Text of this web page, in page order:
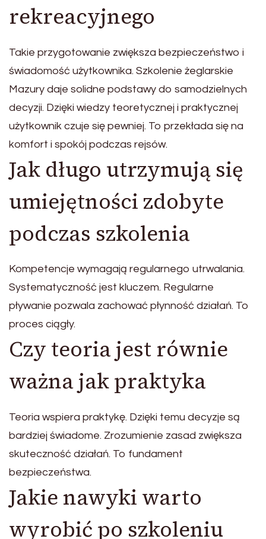
rekreacyjnego
Takie przygotowanie zwiększa bezpieczeństwo i
świadomość użytkownika. Szkolenie żeglarskie
Mazury daje solidne podstawy do samodzielnych
decyzji. Dzięki wiedzy teoretycznej i praktycznej
użytkownik czuje się pewniej. To przekłada się na
komfort i spokój podczas rejsów.
Jak długo utrzymują się
umiejętności zdobyte
podczas szkolenia
Kompetencje wymagają regularnego utrwalania.
Systematyczność jest kluczem. Regularne
pływanie pozwala zachować płynność działań. To
proces ciągły.
Czy teoria jest równie
ważna jak praktyka
Teoria wspiera praktykę. Dzięki temu decyzje są
bardziej świadome. Zrozumienie zasad zwiększa
skuteczność działań. To fundament
bezpieczeństwa.
Jakie nawyki warto
wyrobić po szkoleniu